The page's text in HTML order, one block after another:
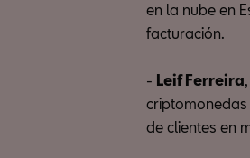
en la nube en
facturación.
- Leif Ferreira
de clientes en